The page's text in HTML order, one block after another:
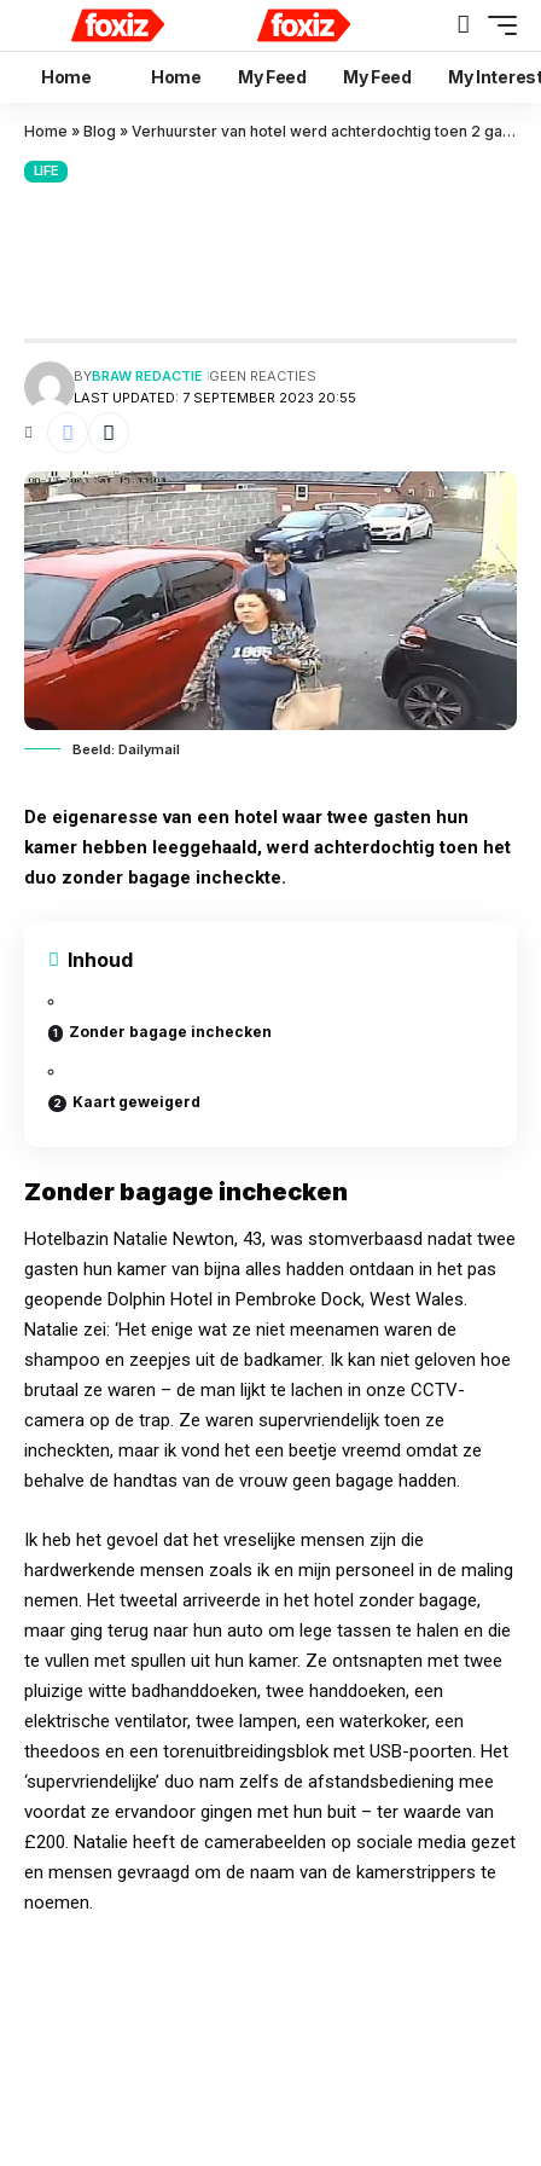
Home Home My Feed My Feed My
Home » Blog » Verhuurster van hotel werd achterdochtig toen 2 gasten zonder bagage incheckten
LIFE
LAST UPDATED: 7 SEPTEMBER 2023 20:55
BYBRAW REDACTIE GEEN REACTIES
Beeld: Dailymail
De eigenaresse van een hotel waar twee gasten hun
kamer hebben leeggehaald, werd achterdochtig toen het
duo zonder bagage incheckte.
Inhoud
Zonder bagage inchecken
Kaart geweigerd
Zonder bagage inchecken
Hotelbazin Natalie Newton, 43, was stomverbaasd nadat twee
gasten hun kamer van bijna alles hadden ontdaan in het pas
geopende Dolphin Hotel in Pembroke Dock, West Wales.
Natalie zei: ‘Het enige wat ze niet meenamen waren de
shampoo en zeepjes uit de badkamer. Ik kan niet geloven hoe
brutaal ze waren – de man lijkt te lachen in onze CCTV-
camera op de trap. Ze waren supervriendelijk toen ze
incheckten, maar ik vond het een beetje vreemd omdat ze
behalve de handtas van de vrouw geen bagage hadden.
Ik heb het gevoel dat het vreselijke mensen zijn die
hardwerkende mensen zoals ik en mijn personeel in de maling
nemen. Het tweetal arriveerde in het hotel zonder bagage,
maar ging terug naar hun auto om lege tassen te halen en die
te vullen met spullen uit hun kamer. Ze ontsnapten met twee
pluizige witte badhanddoeken, twee handdoeken, een
elektrische ventilator, twee lampen, een waterkoker, een
theedoos en een torenuitbreidingsblok met USB-poorten. Het
‘supervriendelijke’ duo nam zelfs de afstandsbediening mee
voordat ze ervandoor gingen met hun buit – ter waarde van
£200. Natalie heeft de camerabeelden op sociale media gezet
en mensen gevraagd om de naam van de kamerstrippers te
noemen.